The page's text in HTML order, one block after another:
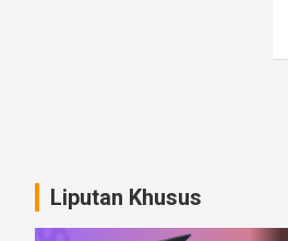
Liputan Khusus